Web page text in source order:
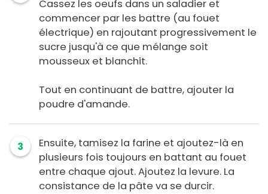
Cassez les oeufs dans un saladier et
commencer par les battre (au fouet
électrique) en rajoutant progressivement le
sucre jusqu'à ce que mélange soit
mousseux et blanchit.
Tout en continuant de battre, ajouter la
poudre d'amande.
3
Ensuite, tamisez la farine et ajoutez-là en
plusieurs fois toujours en battant au fouet
entre chaque ajout. Ajoutez la levure. La
consistance de la pâte va se durcir.